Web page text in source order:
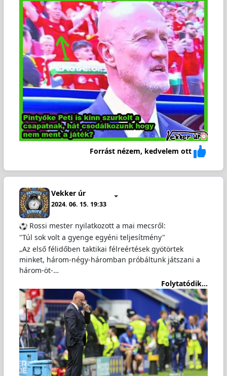
Forrást nézem, kedvelem ott
Vekker úr
2024. 06. 15. 19:33
️ Rossi mester nyilatkozott a mai mecsről:
"Túl sok volt a gyenge egyéni teljesítmény"
„Az első félidőben taktikai félreértések gyötörtek
minket, három-négy-háromban próbáltunk játszani a
három-öt-…
Folytatódik...